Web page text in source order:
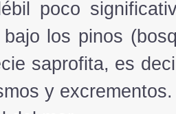
poco
bajo los pinos
saprofita, es
y